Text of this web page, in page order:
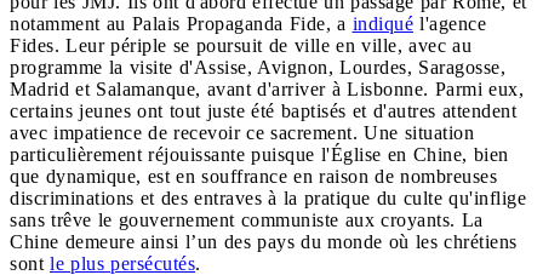
notamment au Palais Propaganda Fide, a indiqué l'agence
Fides. Leur périple se poursuit de ville en ville, avec au
programme la visite d'Assise, Avignon, Lourdes, Saragosse,
Madrid et Salamanque, avant d'arriver à Lisbonne. Parmi eux,
certains jeunes ont tout juste été baptisés et d'autres attendent
avec impatience de recevoir ce sacrement. Une situation
particulièrement réjouissante puisque l'Église en Chine, bien
que dynamique, est en souffrance en raison de nombreuses
discriminations et des entraves à la pratique du culte qu'inflige
sans trêve le gouvernement communiste aux croyants. La
Chine demeure ainsi l’un des pays du monde où les chrétiens
sont le plus persécutés.